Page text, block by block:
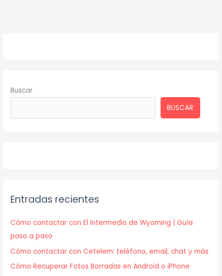
Buscar
BUSCAR
Entradas recientes
Cómo contactar con El Intermedio de Wyoming | Guía
paso a paso
Cómo contactar con Cetelem: teléfono, email, chat y más
Cómo Recuperar Fotos Borradas en Android o iPhone